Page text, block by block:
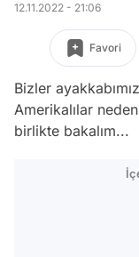
12.11.2022 - 21:06
Favori
Bizler
Amerikalılar
birlikte bakalım...